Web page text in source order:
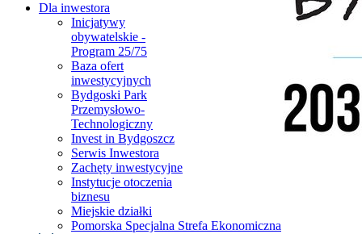
Dla inwestora
Inicjatywy
obywatelskie -
Program 25/75
Baza ofert
inwestycyjnych
Bydgoski Park
Przemysłowo-
Technologiczny
Invest in Bydgoszcz
Serwis Inwestora
Zachęty inwestycyjne
Instytucje otoczenia
biznesu
Miejskie działki
Pomorska Specjalna Strefa Ekonomiczna